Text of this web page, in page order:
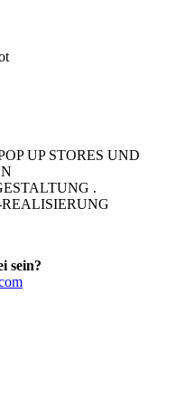
UP STORES UND
.
sein?